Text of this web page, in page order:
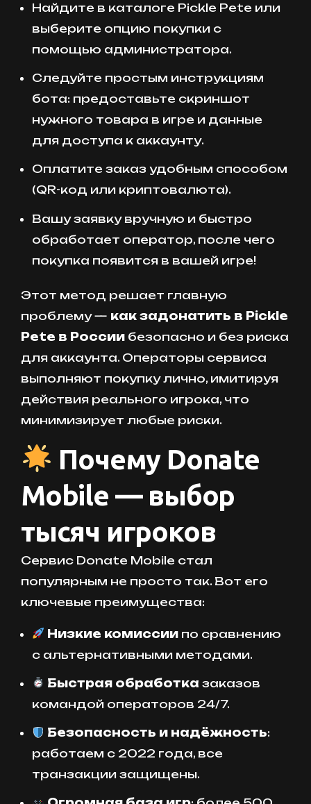
Найдите в каталоге Pickle Pete или
выберите опцию покупки с
помощью администратора.
Следуйте простым инструкциям
бота: предоставьте скриншот
нужного товара в игре и данные
для доступа к аккаунту.
Оплатите заказ удобным способом
(QR-код или криптовалюта).
Вашу заявку вручную и быстро
обработает оператор, после чего
покупка появится в вашей игре!
Этот метод решает главную
проблему — как задонатить в Pickle
Pete в России безопасно и без риска
для аккаунта. Операторы сервиса
выполняют покупку лично, имитируя
действия реального игрока, что
минимизирует любые риски.
Почему Donate
Mobile — выбор
тысяч игроков
Сервис Donate Mobile стал
популярным не просто так. Вот его
ключевые преимущества:
Низкие комиссии по сравнению
с альтернативными методами.
Быстрая обработка заказов
командой операторов 24/7.
Безопасность и надёжность:
работаем с 2022 года, все
транзакции защищены.